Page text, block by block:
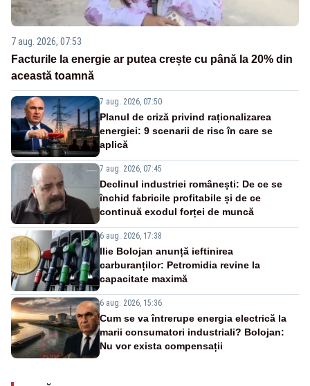
7 aug. 2026, 07:53
Facturile la energie ar putea crește cu până la 20% din
această toamnă
7 aug. 2026, 07:50
Planul de criză privind raționalizarea
energiei: 9 scenarii de risc în care se
aplică
7 aug. 2026, 07:45
Declinul industriei românești: De ce se
închid fabricile profitabile și de ce
continuă exodul forței de muncă
6 aug. 2026, 17:38
Ilie Bolojan anunță ieftinirea
carburanților: Petromidia revine la
capacitate maximă
6 aug. 2026, 15:36
Cum se va întrerupe energia electrică la
marii consumatori industriali? Bolojan:
Nu vor exista compensații